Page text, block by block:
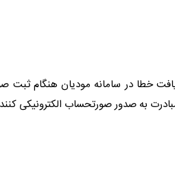
خطا در سامانه مودیان هنگام ثبت
به صدور صورتحساب الکترونیکی